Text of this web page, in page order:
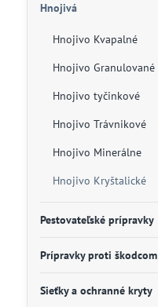
Hnojivá
Hnojivo Kvapalné
Hnojivo Granulované
Hnojivo tyčinkové
Hnojivo Trávnikové
Hnojivo Minerálne
Hnojivo Kryštalické
Pestovateľské prípravky
Prípravky proti škodcom
Sieťky a ochranné kryty